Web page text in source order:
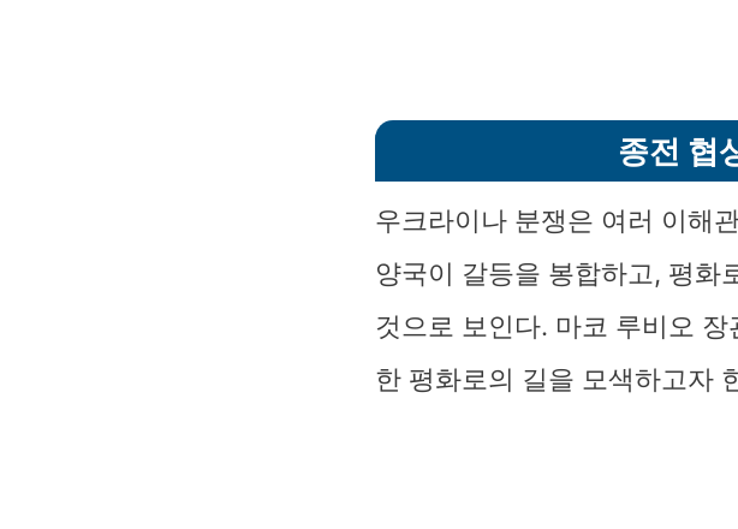
종전 협
우크라이나 분쟁은 여러 이해
양국이 갈등을 봉합하고, 평화
것으로 보인다. 마코 루비오
한 평화로의 길을 모색하고자